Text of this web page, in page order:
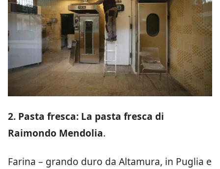
2. Pasta fresca: La pasta fresca di
Raimondo Mendolia.
Farina – grando duro da Altamura, in Puglia e